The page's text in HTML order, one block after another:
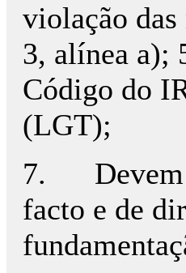
violação das
3, alínea a);
Código do
(LGT);
7. Devem
facto e de